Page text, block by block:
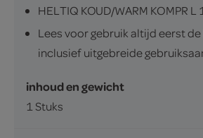
HELTIQ KOUD/WARM KOMPR L
Lees voor gebruik altijd eerst
inclusief uitgebreide
inhoud en gewicht
1 Stuks